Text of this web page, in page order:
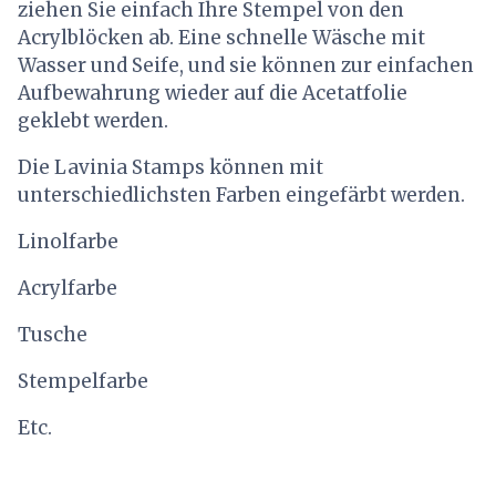
ziehen Sie einfach Ihre Stempel von den
Acrylblöcken ab. Eine schnelle Wäsche mit
Wasser und Seife, und sie können zur einfachen
Aufbewahrung wieder auf die Acetatfolie
geklebt werden.
Die Lavinia Stamps können mit
unterschiedlichsten Farben eingefärbt werden.
Linolfarbe
Acrylfarbe
Tusche
Stempelfarbe
Etc.